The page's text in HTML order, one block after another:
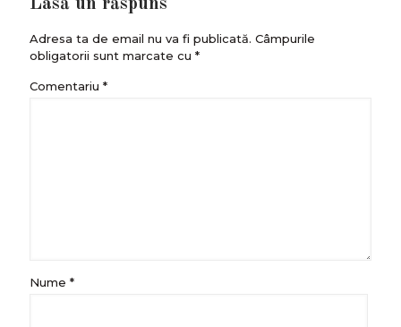
Lasă un răspuns
Adresa ta de email nu va fi publicată. Câmpurile
obligatorii sunt marcate cu *
Comentariu *
Nume *